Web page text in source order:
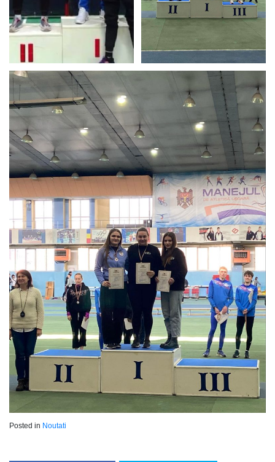
Posted in Noutati